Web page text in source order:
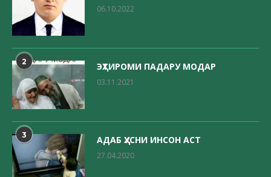
06.10.2022
2 ЭҲТИРОМИ ПАДАРУ МОДАР
03.11.2021
3 АДАБ ҲУСНИ ИНСОН АСТ
27.04.2020